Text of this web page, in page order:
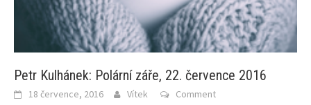
Petr Kulhánek: Polární záře, 22. července 2016
18 července, 2016 Vítek Comment